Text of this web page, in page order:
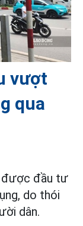
vượt
qua
được đầu tư
do thói
dân.